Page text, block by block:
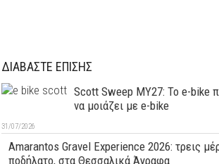
ΔΙΑΒΑΣΤΕ ΕΠΙΣΗΣ
Scott Sweep MY27: Το e-bike
να μοιάζει με e-bike
31/07/2026
Amarantos Gravel Experience 2026: τρεις
ποδήλατο, στα Θεσσαλικά Άγραφα